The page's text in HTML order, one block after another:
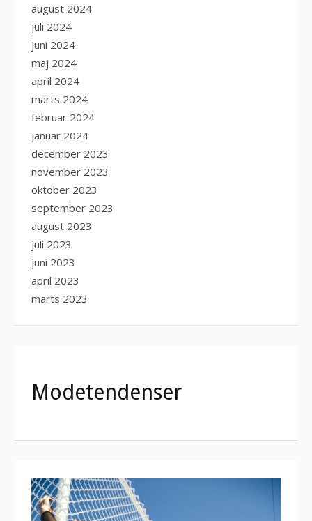
august 2024
juli 2024
juni 2024
maj 2024
april 2024
marts 2024
februar 2024
januar 2024
december 2023
november 2023
oktober 2023
september 2023
august 2023
juli 2023
juni 2023
april 2023
marts 2023
Modetendenser